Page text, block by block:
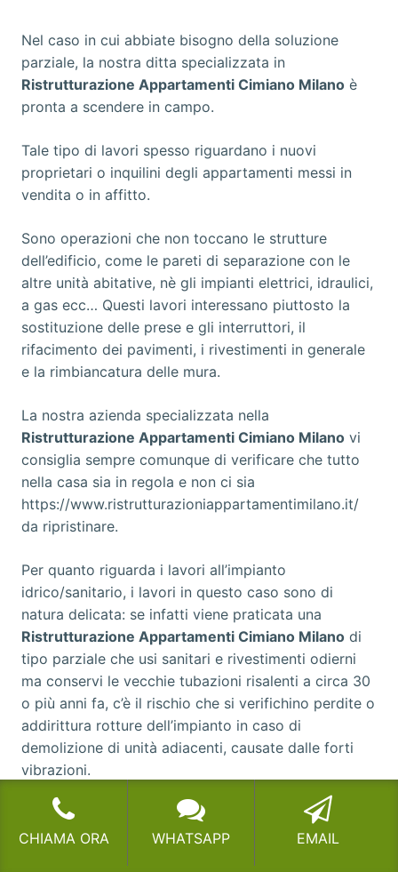
Nel caso in cui abbiate bisogno della soluzione
parziale, la nostra ditta specializzata in
Ristrutturazione Appartamenti Cimiano Milano è
pronta a scendere in campo.
Tale tipo di lavori spesso riguardano i nuovi
proprietari o inquilini degli appartamenti messi in
vendita o in affitto.
Sono operazioni che non toccano le strutture
dell’edificio, come le pareti di separazione con le
altre unità abitative, nè gli impianti elettrici, idraulici,
a gas ecc… Questi lavori interessano piuttosto la
sostituzione delle prese e gli interruttori, il
rifacimento dei pavimenti, i rivestimenti in generale
e la rimbiancatura delle mura.
La nostra azienda specializzata nella
Ristrutturazione Appartamenti Cimiano Milano vi
consiglia sempre comunque di verificare che tutto
nella casa sia in regola e non ci sia
https://www.ristrutturazioniappartamentimilano.it/
da ripristinare.
Per quanto riguarda i lavori all’impianto
idrico/sanitario, i lavori in questo caso sono di
natura delicata: se infatti viene praticata una
Ristrutturazione Appartamenti Cimiano Milano di
tipo parziale che usi sanitari e rivestimenti odierni
ma conservi le vecchie tubazioni risalenti a circa 30
o più anni fa, c’è il rischio che si verifichino perdite o
addirittura rotture dell’impianto in caso di
demolizione di unità adiacenti, causate dalle forti
vibrazioni.
Proprio per evitare che si possano verificare episodi
del genere, viene richiesto un particolare certificato
CHIAMA ORA WHATSAPP EMAIL